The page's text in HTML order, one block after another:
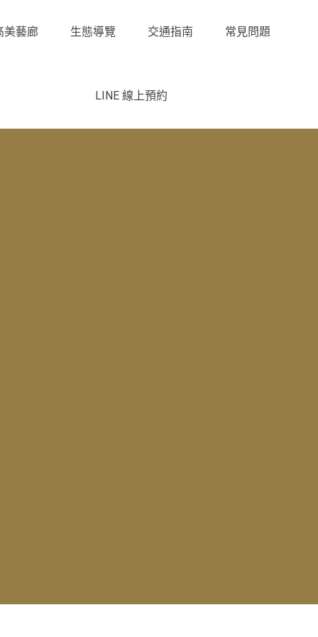
美藝廊 生態導覽 交通指南 常見問題
LINE 線上預約